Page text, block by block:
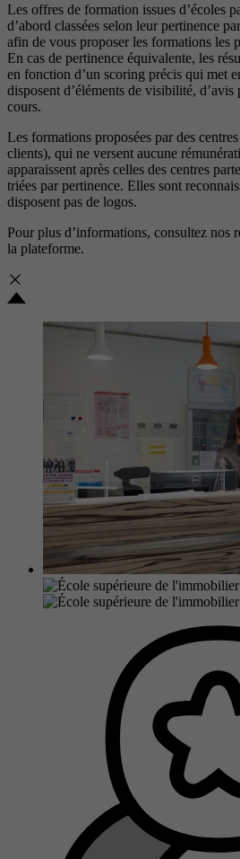
Les offres de formation issues d’écoles
d’abord classées selon leur pertinence
afin de vous proposer les formations les
En cas de pertinence équivalente, les
en fonction d’un scoring précis qui met
disposent d’éléments de visibilité, d’avis
cours.
Les formations proposées par des
clients), qui ne versent aucune
apparaissent après celles des centres
triées par pertinence. Elles sont
disposent pas de logos.
Pour plus d’informations, consultez nos
la plateforme.